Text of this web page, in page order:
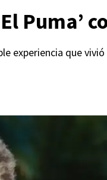
Puma’
experiencia que